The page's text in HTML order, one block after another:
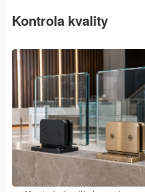
Kontrola kvality